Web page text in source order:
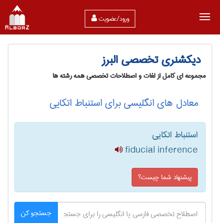
ورود/عضویت
دیکشنری تخصصی البرز
مجموعه ای کامل از لغات و اصطلاحات تخصصی همه رشته ها
معادل های انگلیسی برای استنباط اتکایی
استنباط اتکایی
fiducial inference
پیشنهاد شما چیست؟
جستجو کن